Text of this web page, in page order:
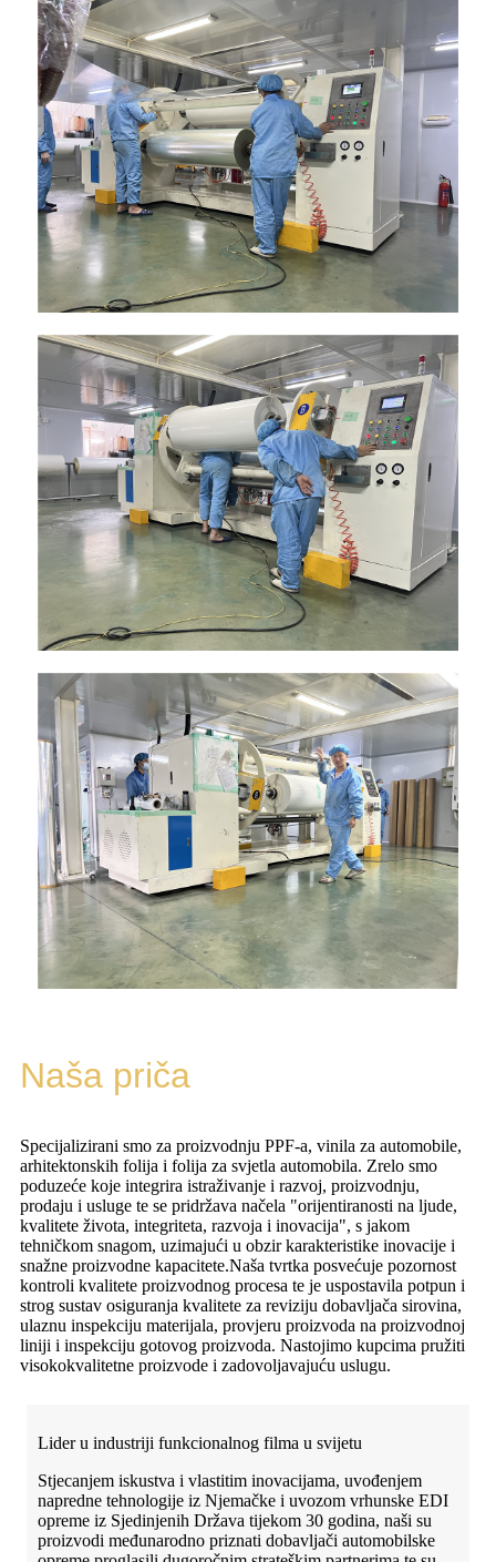
Naša priča
Specijalizirani smo za proizvodnju PPF-a, vinila za automobile,
arhitektonskih folija i folija za svjetla automobila. Zrelo smo
poduzeće koje integrira istraživanje i razvoj, proizvodnju,
prodaju i usluge te se pridržava načela "orijentiranosti na ljude,
kvalitete života, integriteta, razvoja i inovacija", s jakom
tehničkom snagom, uzimajući u obzir karakteristike inovacije i
snažne proizvodne kapacitete.Naša tvrtka posvećuje pozornost
kontroli kvalitete proizvodnog procesa te je uspostavila potpun i
strog sustav osiguranja kvalitete za reviziju dobavljača sirovina,
ulaznu inspekciju materijala, provjeru proizvoda na proizvodnoj
liniji i inspekciju gotovog proizvoda. Nastojimo kupcima pružiti
visokokvalitetne proizvode i zadovoljavajuću uslugu.
Lider u industriji funkcionalnog filma u svijetu
Stjecanjem iskustva i vlastitim inovacijama, uvođenjem
napredne tehnologije iz Njemačke i uvozom vrhunske EDI
opreme iz Sjedinjenih Država tijekom 30 godina, naši su
proizvodi međunarodno priznati dobavljači automobilske